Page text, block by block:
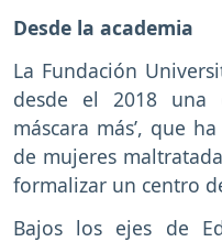
Desde la academia
La Fundación
desde el 2018 una
máscara más’, que
de mujeres
formalizar un centro
Bajos los ejes de